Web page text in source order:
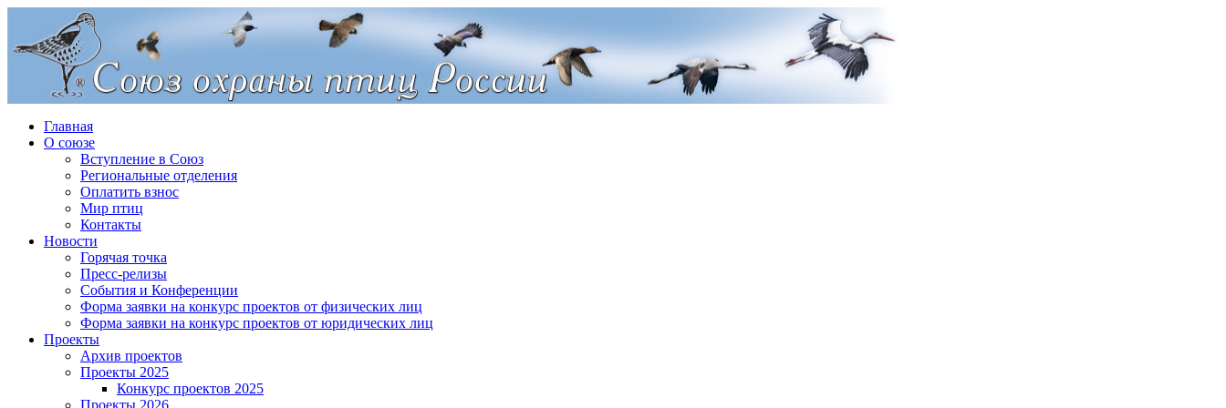
Главная
О союзе
Вступление в Союз
Региональные отделения
Оплатить взнос
Мир птиц
Контакты
Новости
Горячая точка
Пресс-релизы
События и Конференции
Форма заявки на конкурс проектов от физических лиц
Форма заявки на конкурс проектов от юридических лиц
Проекты
Архив проектов
Проекты 2025
Конкурс проектов 2025
Проекты 2026